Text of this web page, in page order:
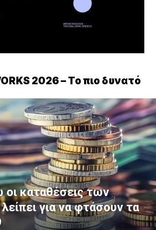
2026 – Το πιο δυνατό
οι καταθέσεις των
για να φτάσουν τα